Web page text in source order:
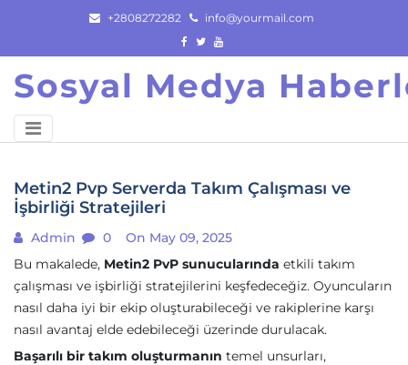
content
+2808272282 info@yourmail.com
Sosyal Medya
Metin2 Pvp Serverda Takım Çalışması ve
İşbirliği Stratejileri
Admin 0
On May 09, 2025
Bu makalede, Metin2 PvP sunucularında etkili takım
çalışması ve işbirliği stratejilerini keşfedeceğiz. Oyuncuların
nasıl daha iyi bir ekip oluşturabileceği ve rakiplerine karşı
nasıl avantaj elde edebileceği üzerinde durulacak.
Başarılı bir takım oluşturmanın temel unsurları,